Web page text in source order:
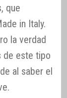
que
in Italy.
la verdad
de este tipo
al saber el